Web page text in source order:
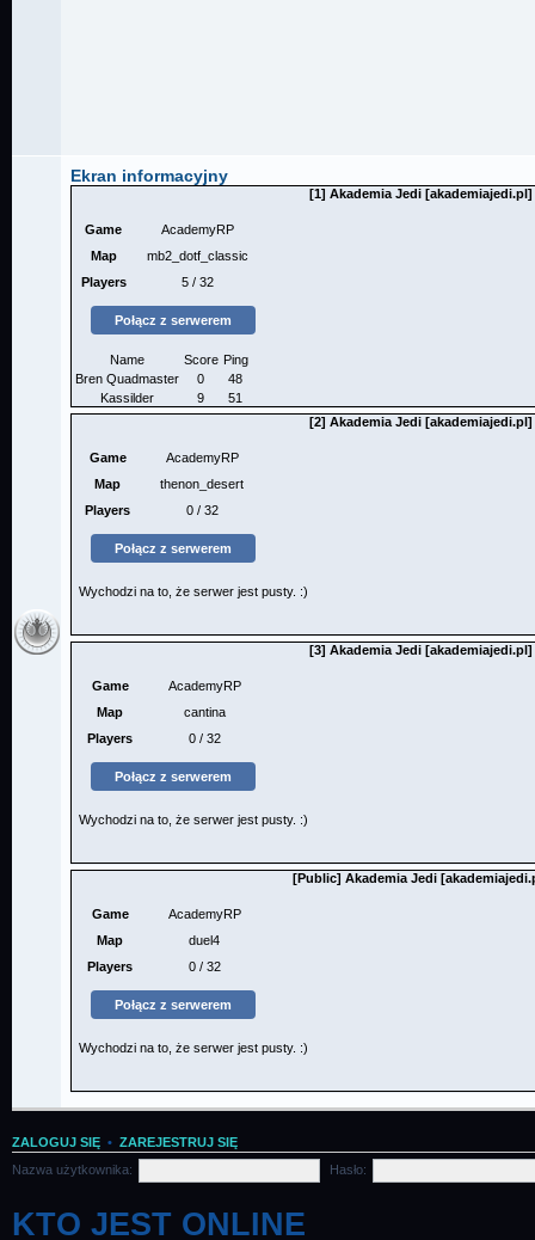
Ekran informacyjny
ZALOGUJ SIĘ • ZAREJESTRUJ SIĘ
Nazwa użytkownika:
Hasło:
KTO JEST ONLINE